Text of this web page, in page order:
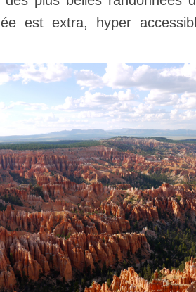
est extra, hyper